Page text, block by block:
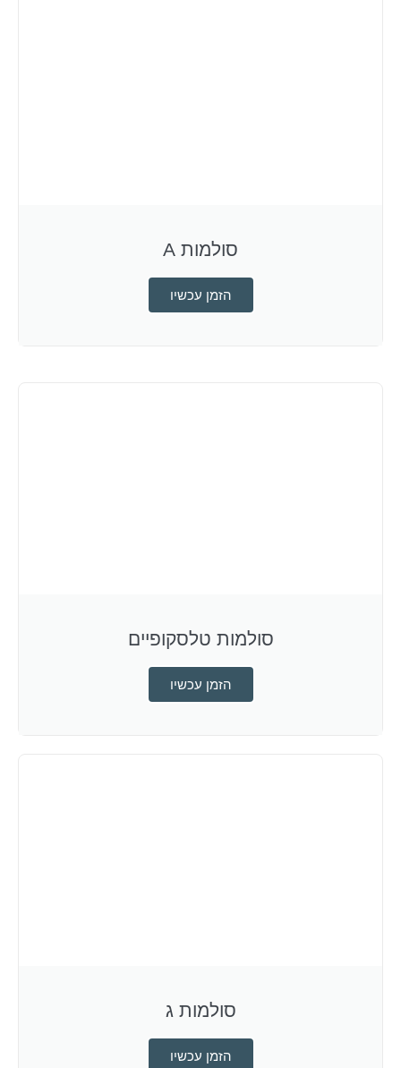
סולמות A
הזמן עכשיו
סולמות טלסקופיים
הזמן עכשיו
סולמות ג
הזמן עכשיו